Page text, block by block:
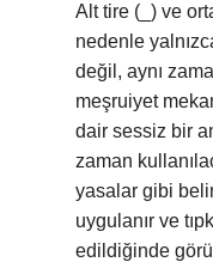
Alt tire (_) ve
nedenle
değil, aynı
meşruiyet
dair sessiz bir
zaman
yasalar gibi
uygulanır ve
edildiğinde